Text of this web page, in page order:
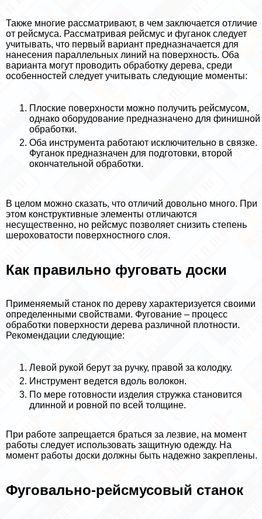
Также многие рассматривают, в чем заключается отличие
от рейсмуса. Рассматривая рейсмус и фуганок следует
учитывать, что первый вариант предназначается для
нанесения параллельных линий на поверхность. Оба
варианта могут проводить обработку дерева, среди
особенностей следует учитывать следующие моменты:
Плоские поверхности можно получить рейсмусом,
однако оборудование предназначено для финишной
обработки.
Оба инструмента работают исключительно в связке.
Фуганок предназначен для подготовки, второй
окончательной обработки.
В целом можно сказать, что отличий довольно много. При
этом конструктивные элементы отличаются
несущественно, но рейсмус позволяет снизить степень
шероховатости поверхностного слоя.
Как правильно фуговать доски
Применяемый станок по дереву хаpaктеризуется своими
определенными свойствами. Фугование – процесс
обработки поверхности дерева различной плотности.
Рекомендации следующие:
Левой рукой берут за ручку, правой за колодку.
Инструмент ведется вдоль волокон.
По мере готовности изделия стружка становится
длинной и ровной по всей толщине.
При работе запрещается браться за лезвие, на момент
работы следует использовать защитную одежду. На
момент работы доски должны быть надежно закреплены.
Фуговально-рейсмусовый станок